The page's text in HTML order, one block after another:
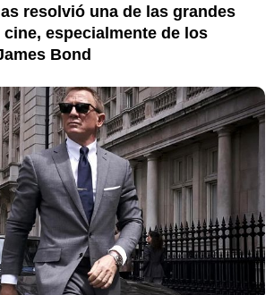
resolvió una de las grandes
especialmente de los
Bond